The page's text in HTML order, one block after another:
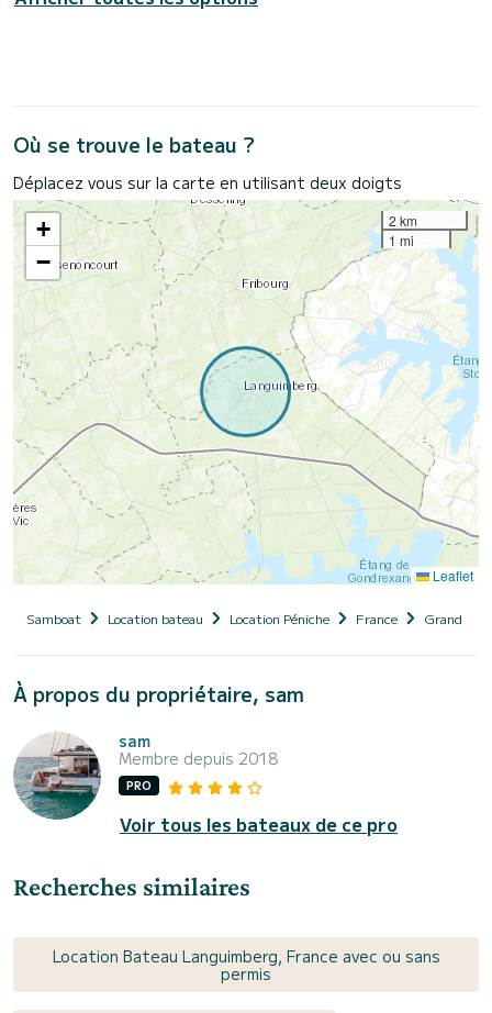
Où se trouve le bateau ?
Déplacez vous sur la carte en utilisant deux doigts
+
−
2 km
1 mi
Leaflet
Samboat Location bateau Location Péniche France Grand Est
À propos du propriétaire, sam
sam
Membre depuis 2018
PRO
Voir tous les bateaux de ce pro
Recherches similaires
Location Bateau Languimberg, France avec ou sans
permis